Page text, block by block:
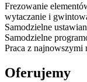
Frezowanie
wytaczanie i
Samodzielne
Samodzielne
Praca z najnowszymi
Oferujemy